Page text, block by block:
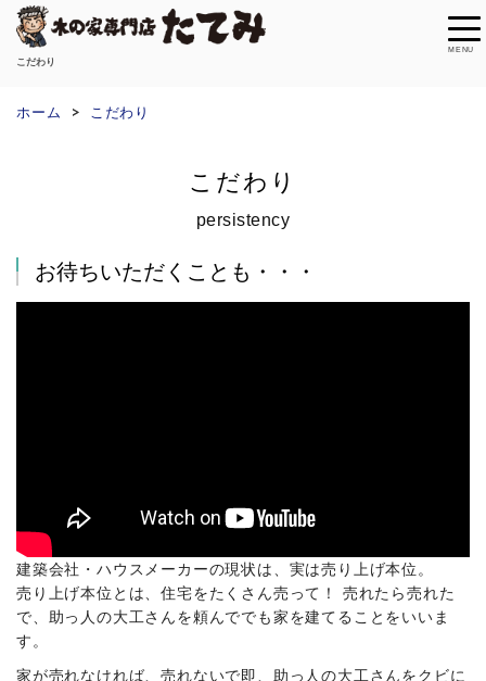
こだわり
MENU
ホーム こだわり
こだわり
persistency
お待ちいただくことも・・・
建築会社・ハウスメーカーの現状は、実は売り上げ本位。
売り上げ本位とは、住宅をたくさん売って！ 売れたら売れた
で、助っ人の大工さんを頼んででも家を建てることをいいま
す。
家が売れなければ、売れないで即、助っ人の大工さんをクビに